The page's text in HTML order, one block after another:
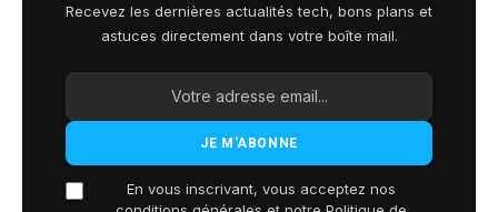
Recevez les dernières actualités tech, bons plans et
astuces directement dans votre boîte mail.
En vous inscrivant, vous acceptez nos